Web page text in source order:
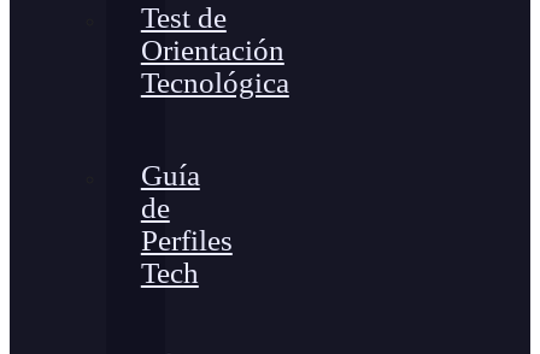
Test de
Orientación
Tecnológica
Guía
de
Perfiles
Tech